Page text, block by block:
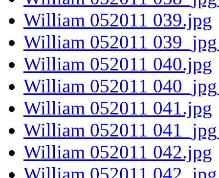
William 052011 039.jpg
William 052011
William 052011 040.jpg
William 052011
William 052011 041.jpg
William 052011
William 052011 042.jpg